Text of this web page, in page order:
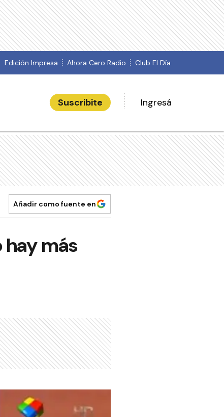
Edición Impresa Ahora Cero Radio Club El Día
Suscribite Ingresá
Añadir como fuente en
más